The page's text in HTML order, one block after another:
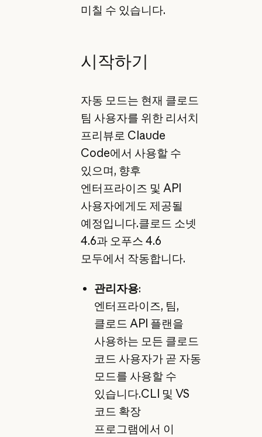
미칠 수 있습니다.
시작하기
자동 모드는 현재 클로드
팀 사용자를 위한 리서치
프리뷰로 Claude
Code에서 사용할 수
있으며, 향후
엔터프라이즈 및 API
사용자에게도 제공될
예정입니다.클로드 소넷
4.6과 오푸스 4.6
모두에서 작동합니다.
관리자용:
엔터프라이즈, 팀,
클로드 API 플랜을
사용하는 모든 클로드
코드 사용자가 곧 자동
모드를 사용할 수
있습니다.CLI 및 VS
코드 확장
프로그램에서 이